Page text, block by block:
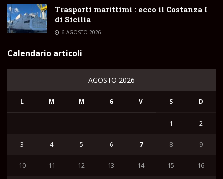
Trasporti marittimi : ecco il Costanza I
di Sicilia
6 AGOSTO 2026
Calendario articoli
AGOSTO 2026
L M M G V S D
1 2
3 4 5 6 7 8 9
10 11 12 13 14 15 16